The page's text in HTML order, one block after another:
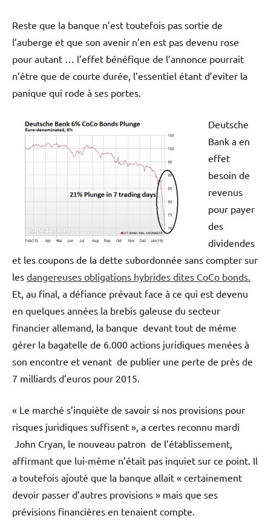
Reste que la banque n’est toutefois pas sortie de
l’auberge et que son avenir n’en est pas devenu rose
pour autant … l’effet bénéfique de l’annonce pourrait
n’être que de courte durée, l’essentiel étant d’eviter la
panique qui rode à ses portes.
Deutsche
Bank a en
effet
besoin de
revenus
pour payer
des
dividendes
et les coupons de la dette subordonnée sans compter sur
les dangereuses obligations hybrides dites CoCo bonds.
Et, au final, a défiance prévaut face à ce qui est devenu
en quelques années la brebis galeuse du secteur
financier allemand, la banque devant tout de même
gérer la bagatelle de 6.000 actions juridiques menées à
son encontre et venant de publier une perte de près de
7 milliards d’euros pour 2015.
« Le marché s’inquiète de savoir si nos provisions pour
risques juridiques suffisent », a certes reconnu mardi
John Cryan, le nouveau patron de l’établissement,
affirmant que lui-même n’était pas inquiet sur ce point. Il
a toutefois ajouté que la banque allait « certainement
devoir passer d’autres provisions » mais que ses
prévisions financières en tenaient compte.